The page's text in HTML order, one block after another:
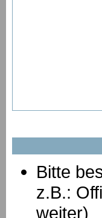
Bitte
z.B.:
weiter)